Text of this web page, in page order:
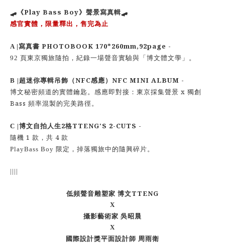
🛹 《Play Bass Boy》聲景寫真輯 🛹
感官實體，限量釋出，售完為止
A |寫真書 PHOTOBOOK 170*260mm,92page -
92 頁東京獨旅隨拍，紀錄一場聲音實驗與「博文體文學」。
B |超迷你專輯吊飾（NFC感應） NFC MINI ALBUM -
博文秘密頻道的實體鑰匙。感應即對接：東京採集聲景 x 獨創
Bass 頻率混製的完美路徑。
C |博文自拍人生 2格TTENG'S 2-CUTS -
隨機 1 款，共 4 款
PlayBass Boy 限定，掉落獨旅中的隨興碎片。
||||
低頻聲音雕塑家 博文TTENG
X
攝影藝術家 吳昭晨
X
國際設計獎平面設計師 周雨衛